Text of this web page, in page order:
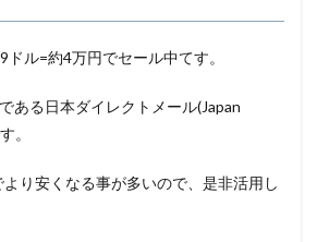
ル=約4万円でセール中てす。
ある日本ダイレクトメール(Japan
。
り安くなる事が多いので、是非活用し